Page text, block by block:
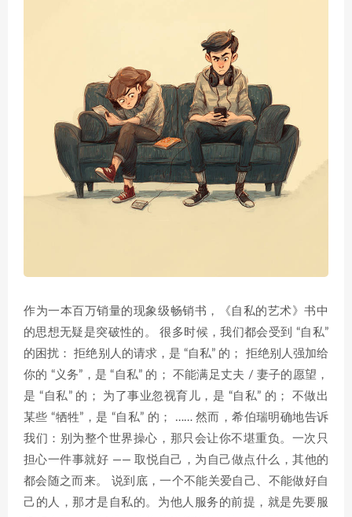
作为一本百万销量的现象级畅销书，《自私的艺术》书中
的思想无疑是突破性的。 很多时候，我们都会受到 “自私”
的困扰： 拒绝别人的请求，是 “自私” 的； 拒绝别人强加给
你的 “义务”，是 “自私” 的； 不能满足丈夫 / 妻子的愿望，
是 “自私” 的； 为了事业忽视育儿，是 “自私” 的； 不做出
某些 “牺牲”，是 “自私” 的； …… 然而，希伯瑞明确地告诉
我们：别为整个世界操心，那只会让你不堪重负。一次只
担心一件事就好 —— 取悦自己，为自己做点什么，其他的
都会随之而来。 说到底，一个不能关爱自己、不能做好自
己的人，那才是自私的。为他人服务的前提，就是先要服